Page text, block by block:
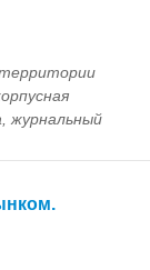
журнальный